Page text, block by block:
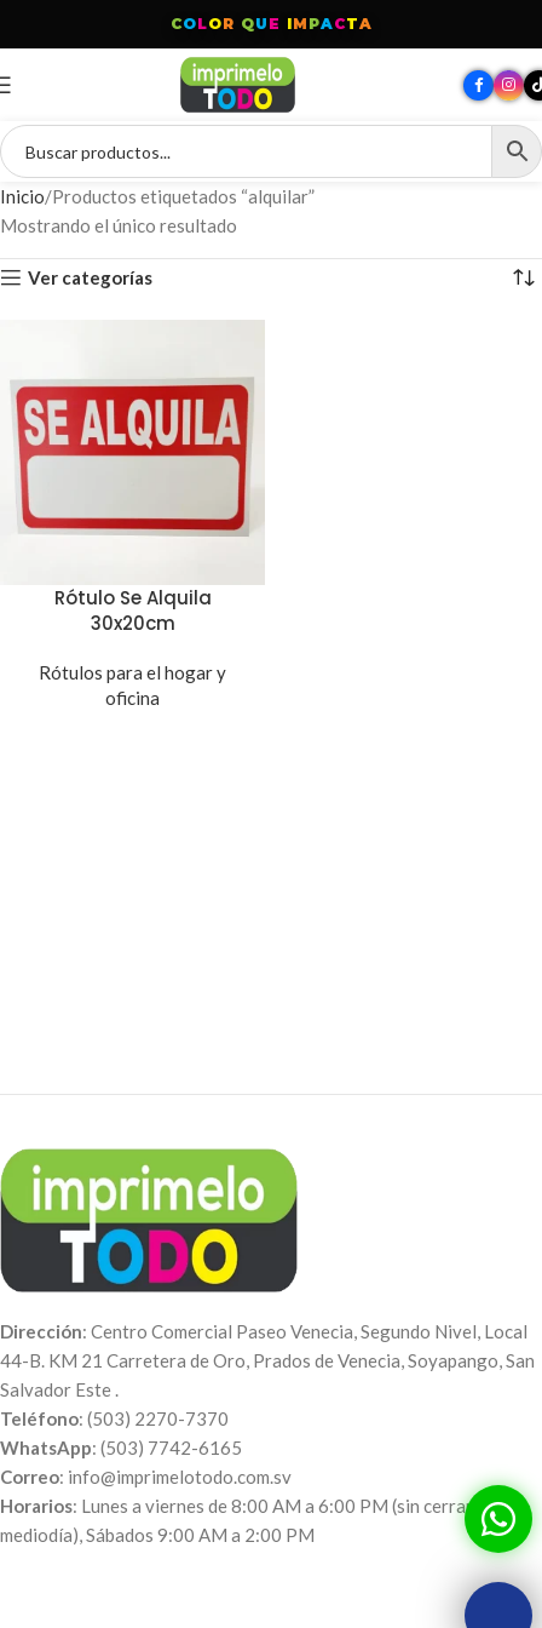
COLOR QU E IM PACTA
Inicio Productos etiquetados “alquilar”
Mostrando el único resultado
Ver categorías
Rótulo Se Alquila
30x20cm
Rótulos para el hogar y
oficina
Dirección: Centro Comercial Paseo Venecia, Segundo Nivel, Local
44-B. KM 21 Carretera de Oro, Prados de Venecia, Soyapango, San
Salvador Este .
Teléfono: (503) 2270-7370
WhatsApp: (503) 7742-6165
Correo: info@imprimelotodo.com.sv
Horarios: Lunes a viernes de 8:00 AM a 6:00 PM (sin cerrar al
mediodía), Sábados 9:00 AM a 2:00 PM